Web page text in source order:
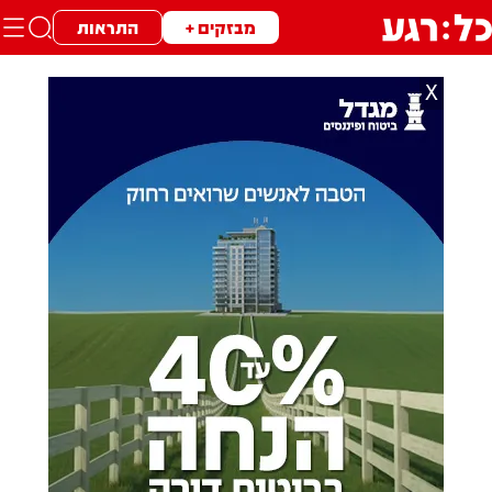
מבזקים + התראות
X